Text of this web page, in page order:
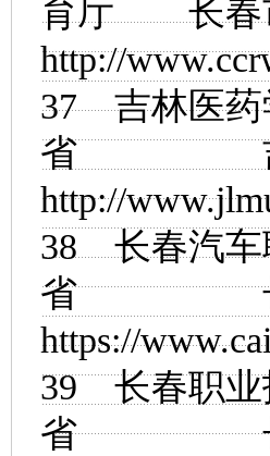
育厅
http://
37吉林医
省
http://
38长春汽
省
https://
39长春职
省